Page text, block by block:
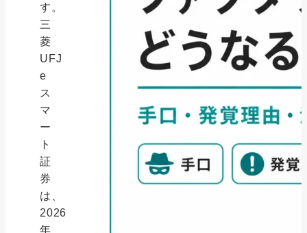
す。
三
菱
UFJ
e
ス
マ
ー
ト
証
券
は、
2026
年